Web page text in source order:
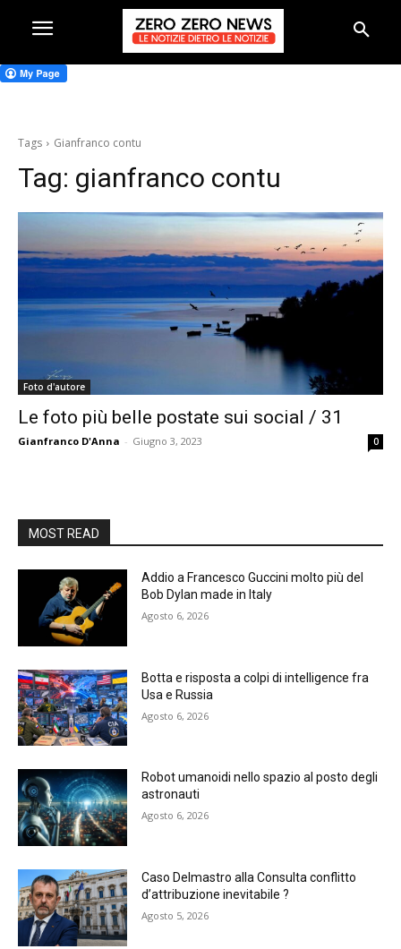
Tags Gianfranco contu
Tag: gianfranco contu
Foto d'autore
Le foto più belle postate sui social / 31
Gianfranco D'Anna - Giugno 3, 2023 0
MOST READ
Addio a Francesco Guccini molto più del
Bob Dylan made in Italy
Agosto 6, 2026
Botta e risposta a colpi di intelligence fra
Usa e Russia
Agosto 6, 2026
Robot umanoidi nello spazio al posto degli
astronauti
Agosto 6, 2026
Caso Delmastro alla Consulta conflitto
d’attribuzione inevitabile ?
Agosto 5, 2026